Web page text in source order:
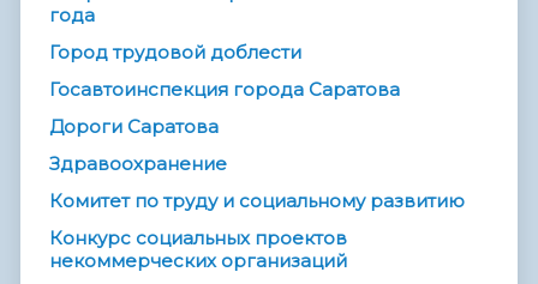
года
Город трудовой доблести
Госавтоинспекция города Саратова
Дороги Саратова
Здравоохранение
Комитет по труду и социальному развитию
Конкурс социальных проектов
некоммерческих организаций